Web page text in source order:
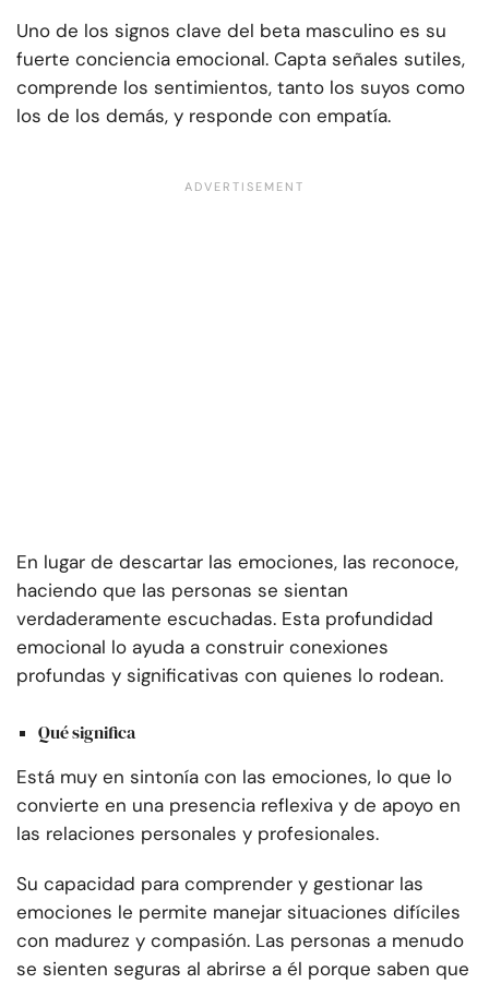
Uno de los signos clave del beta masculino es su
fuerte conciencia emocional. Capta señales sutiles,
comprende los sentimientos, tanto los suyos como
los de los demás, y responde con empatía.
En lugar de descartar las emociones, las reconoce,
haciendo que las personas se sientan
verdaderamente escuchadas. Esta profundidad
emocional lo ayuda a construir conexiones
profundas y significativas con quienes lo rodean.
Qué significa
Está muy en sintonía con las emociones, lo que lo
convierte en una presencia reflexiva y de apoyo en
las relaciones personales y profesionales.
Su capacidad para comprender y gestionar las
emociones le permite manejar situaciones difíciles
con madurez y compasión. Las personas a menudo
se sienten seguras al abrirse a él porque saben que